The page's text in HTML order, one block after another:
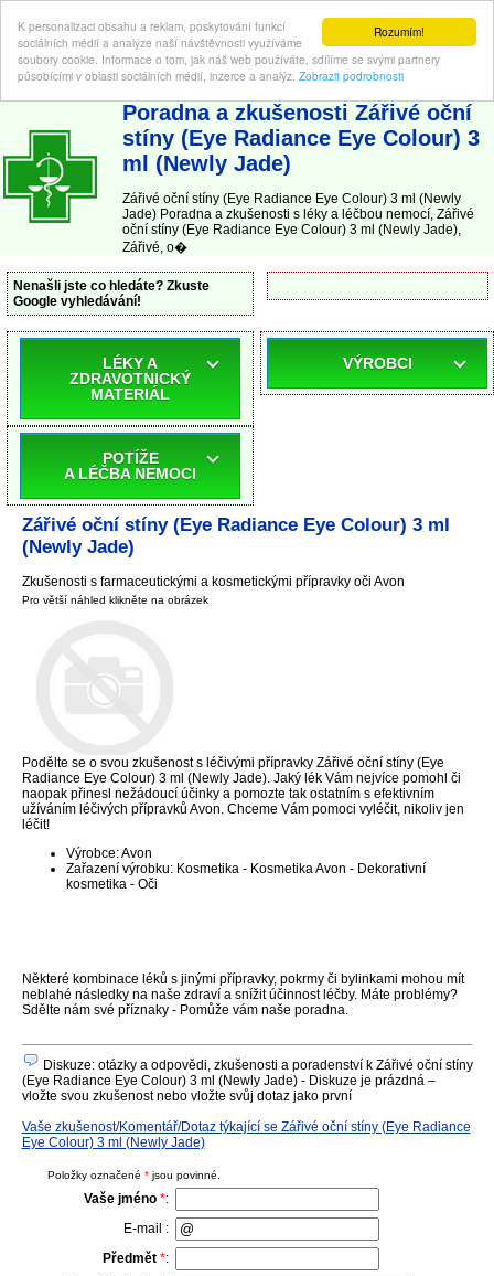
Rozumím!
K personalizaci obsahu a reklam, poskytování funkcí
sociálních médií a analýze naší návštěvnosti využíváme
soubory cookie. Informace o tom, jak náš web používáte, sdílíme se svými partnery
působícími v oblasti sociálních médií, inzerce a analýz. Zobrazit podrobnosti
ABC-LEKARNA.cz | Poradna a zkušenosti s léky a léčbou nemocí
Poradna a zkušenosti Zářivé oční
stíny (Eye Radiance Eye Colour) 3
ml (Newly Jade)
Zářivé oční stíny (Eye Radiance Eye Colour) 3 ml (Newly
Jade) Poradna a zkušenosti s léky a léčbou nemocí, Zářivé
oční stíny (Eye Radiance Eye Colour) 3 ml (Newly Jade),
Zářivé, o�
Nenašli jste co hledáte? Zkuste
Google vyhledávání!
LÉKY A
ZDRAVOTNICKÝ
MATERIÁL
POTÍŽE
A LÉČBA NEMOCI
VÝROBCI
Zářivé oční stíny (Eye Radiance Eye Colour) 3 ml
(Newly Jade)
Zkušenosti s farmaceutickými a kosmetickými přípravky oči Avon
Pro větší náhled klikněte na obrázek
Podělte se o svou zkušenost s léčivými přípravky Zářivé oční stíny (Eye
Radiance Eye Colour) 3 ml (Newly Jade). Jaký lék Vám nejvíce pomohl či
naopak přinesl nežádoucí účinky a pomozte tak ostatním s efektivním
užíváním léčivých přípravků Avon. Chceme Vám pomoci vyléčit, nikoliv jen
léčit!
Výrobce: Avon
Zařazení výrobku: Kosmetika - Kosmetika Avon - Dekorativní
kosmetika - Oči
Některé kombinace léků s jinými přípravky, pokrmy či bylinkami mohou mít
neblahé následky na naše zdraví a snížit účinnost léčby. Máte problémy?
Sdělte nám své příznaky - Pomůže vám naše poradna.
Diskuze: otázky a odpovědi, zkušenosti a poradenství k Zářivé oční stíny
(Eye Radiance Eye Colour) 3 ml (Newly Jade) - Diskuze je prázdná –
vložte svou zkušenost nebo vložte svůj dotaz jako první
Vaše zkušenost/Komentář/Dotaz týkající se Zářivé oční stíny (Eye Radiance
Eye Colour) 3 ml (Newly Jade)
Položky označené * jsou povinné.
Vaše jméno *:
E-mail :
Předmět *: